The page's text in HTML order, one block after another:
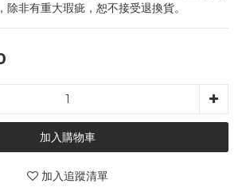
除非有重大瑕疵，恕不接受退換貨。
加入購物車
加入追蹤清單